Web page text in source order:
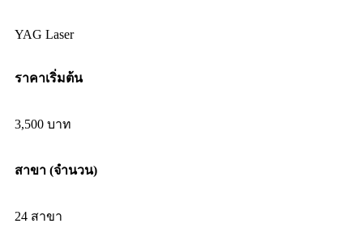
YAG Laser
ราคาเริ่มต้น
3,500 บาท
สาขา (จำนวน)
24 สาขา